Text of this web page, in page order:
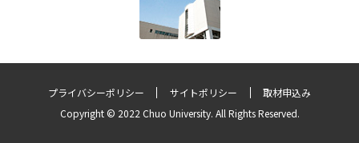
プライバシーポリシー サイトポリシー
取材申込み
Copyright © 2022 Chuo University. All Rights Reserved.